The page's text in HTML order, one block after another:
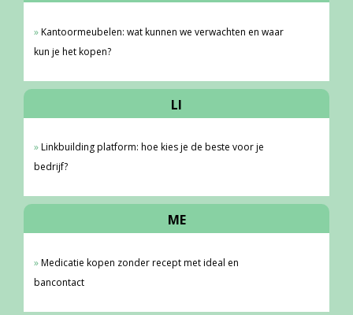
Kantoormeubelen: wat kunnen we verwachten en waar
kun je het kopen?
LI
Linkbuilding platform: hoe kies je de beste voor je
bedrijf?
ME
Medicatie kopen zonder recept met ideal en
bancontact